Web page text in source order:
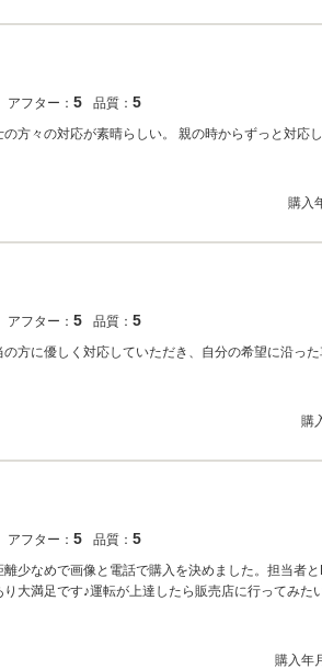
アフター： 5 品質： 5
方々の対応が素晴らしい。 親の時からずっと対応
購入
アフター： 5 品質： 5
方に優しく対応していただき、自分の希望に沿った
購
アフター： 5 品質： 5
少なめで画像と電話で購入を決めました。担当者
大満足です♪運転が上達したら販売店に行ってみた
購入年